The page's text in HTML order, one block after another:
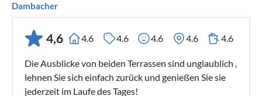
Dambacher
4,6 4.6 4.6 4.6 4.6 4.6
Die Ausblicke von beiden Terrassen sind unglaublich ,
lehnen Sie sich einfach zurück und genießen Sie sie
jederzeit im Laufe des Tages!